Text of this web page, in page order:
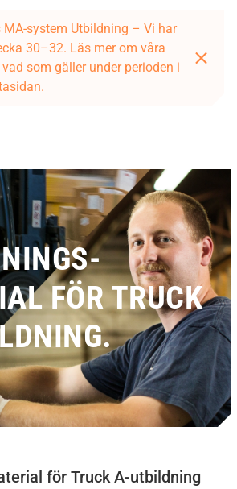
system Utbildning – Vi har
30–32. Läs mer om våra
som gäller under perioden i
FÖR TRUCK
för Truck A-utbildning